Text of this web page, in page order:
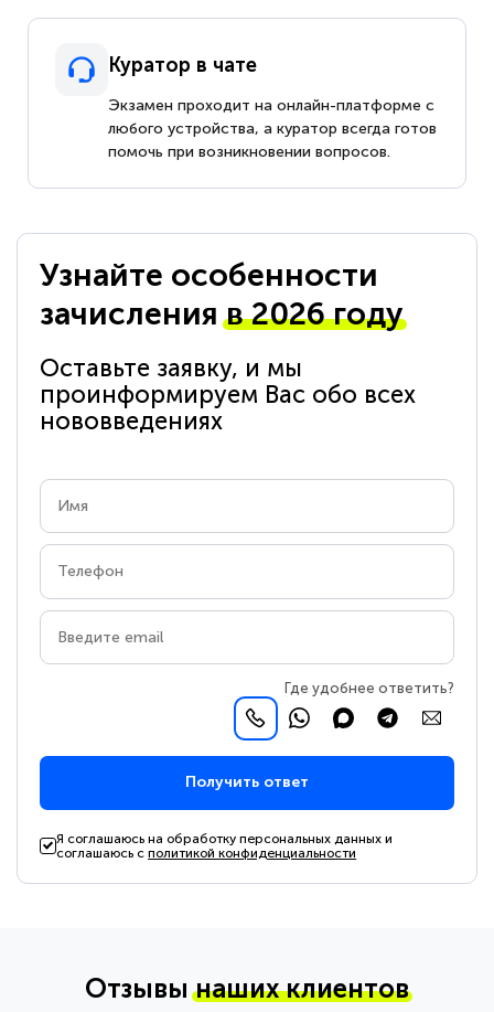
Куратор в чате
Экзамен проходит на онлайн-платформе с
любого устройства, а куратор всегда готов
помочь при возникновении вопросов.
Узнайте особенности
зачисленияв 2026 году
Оставьте заявку, и мы
проинформируем Вас обо всех
нововведениях
Где удобнее ответить?
Получить ответ
Я соглашаюсь на обработку персональных данных и
соглашаюсь сполитикой конфиденциальности
Отзывынаших клиентов